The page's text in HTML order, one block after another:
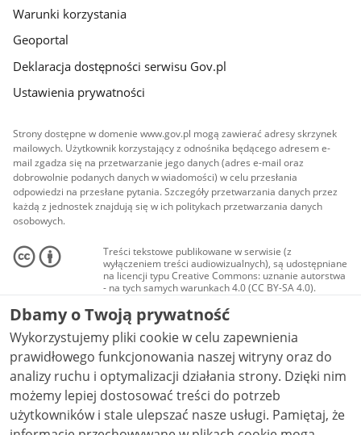
Warunki korzystania
Geoportal
Deklaracja dostępności serwisu Gov.pl
Ustawienia prywatności
Strony dostępne w domenie www.gov.pl mogą zawierać adresy skrzynek
mailowych. Użytkownik korzystający z odnośnika będącego adresem e-
mail zgadza się na przetwarzanie jego danych (adres e-mail oraz
dobrowolnie podanych danych w wiadomości) w celu przesłania
odpowiedzi na przesłane pytania. Szczegóły przetwarzania danych przez
każdą z jednostek znajdują się w ich politykach przetwarzania danych
osobowych.
Treści tekstowe publikowane w serwisie (z
wyłączeniem treści audiowizualnych), są udostępniane
na licencji typu Creative Commons: uznanie autorstwa
- na tych samych warunkach 4.0 (CC BY-SA 4.0).
Materiały audiowizualne, w tym zdjęcia, materiały
audio i wideo, są udostępniane na licencji typu
Creative Commons: uznanie autorstwa użycie
niekomercyjne - bez utworów zależnych 4.0 (CC BY-
NC-ND 4.0), o ile nie jest to stwierdzone inaczej.
Dbamy o Twoją prywatność
Wykorzystujemy pliki cookie w celu zapewnienia
prawidłowego funkcjonowania naszej witryny oraz do
analizy ruchu i optymalizacji działania strony. Dzięki nim
możemy lepiej dostosować treści do potrzeb
użytkowników i stale ulepszać nasze usługi. Pamiętaj, że